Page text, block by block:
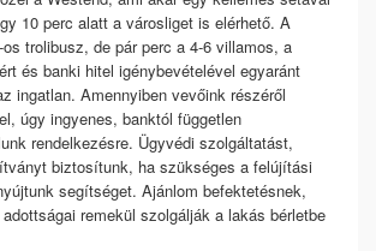
10 perc alatt a városliget is elérhető. A
trolibusz, de pár perc a 4-6 villamos, a
és banki hitel igénybevételével egyaránt
ingatlan. Amennyiben vevőink részéről
úgy ingyenes, banktól független
rendelkezésre. Ügyvédi szolgáltatást,
biztosítunk, ha szükséges a felújítási
segítséget. Ajánlom befektetésnek,
remekül szolgálják a lakás bérletbe